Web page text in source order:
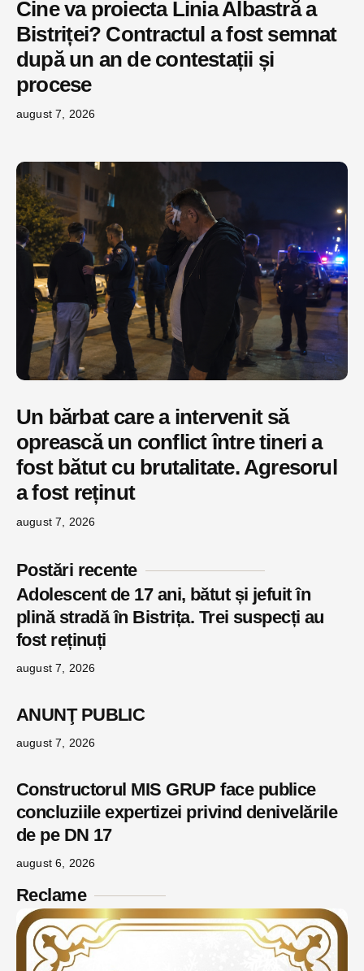
Cine va proiecta Linia Albastră a
Bistriței? Contractul a fost semnat
după un an de contestații și
procese
august 7, 2026
Un bărbat care a intervenit să
oprească un conflict între tineri a
fost bătut cu brutalitate. Agresorul
a fost reținut
august 7, 2026
Postări recente
Adolescent de 17 ani, bătut și jefuit în
plină stradă în Bistrița. Trei suspecți au
fost reținuți
august 7, 2026
ANUNŢ PUBLIC
august 7, 2026
Constructorul MIS GRUP face publice
concluziile expertizei privind denivelările
de pe DN 17
august 6, 2026
Reclame